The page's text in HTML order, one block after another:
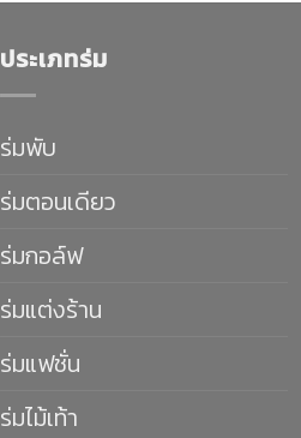
ประเภทร่ม
ร่มพับ
ร่มตอนเดียว
ร่มกอล์ฟ
ร่มแต่งร้าน
ร่มแฟชั่น
ร่มไม้เท้า